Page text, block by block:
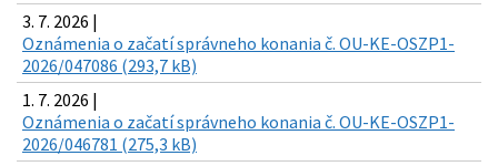
3. 7. 2026 |
Oznámenia o začatí správneho konania č. OU-KE-OSZP1-
2026/047086 (293,7 kB)
1. 7. 2026 |
Oznámenia o začatí správneho konania č. OU-KE-OSZP1-
2026/046781 (275,3 kB)